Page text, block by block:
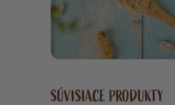
SÚVISIACE PRODUKTY